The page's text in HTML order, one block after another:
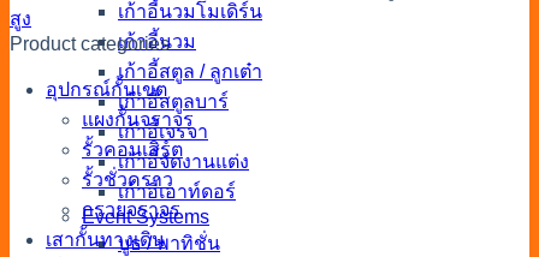
เก้าอี้นวมโมเดิร์น
เก้าอี้นวม
เก้าอี้สตูล / ลูกเต๋า
เก้าอี้สตูลบาร์
เก้าอี้เจรจา
เก้าอี้จัดงานแต่ง
เก้าอี้เอาท์ดอร์
Event Systems
บูธ / พาทิชั่น
สูง
Product categories
อุปกรณ์กั้นเขต
แผงกั้นจราจร
รั้วคอนเสิร์ต
รั้วชั่วคราว
กรวยจราจร
เสากั้นทางเดิน